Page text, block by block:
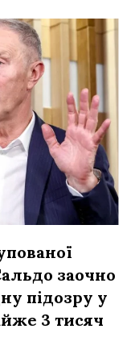
заочно
підозру у
3 тисяч